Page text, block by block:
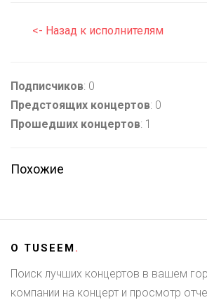
<- Назад к исполнителям
Подписчиков: 0
Предстоящих концертов: 0
Прошедших концертов: 1
Похожие
О TUSEEM.
Поиск лучших концертов в вашем
компании на концерт и просмотр